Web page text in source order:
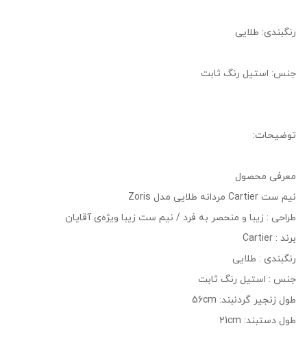
رنگبندی: طلایی
جنس: استیل رنگ ثابت
توضیحات:
معرفی محصول
نیم ست Cartier مردانه طلایی مدل Zoris
طراحی : زیبا و منحصر به فرد / نیم ست زیبا ویژه‌ی آقایان
برند : Cartier
رنگبندی : طلایی
جنس : استیل رنگ ثابت
طول زنجیر گردنبند: 56cm
طول دستبند: 21cm